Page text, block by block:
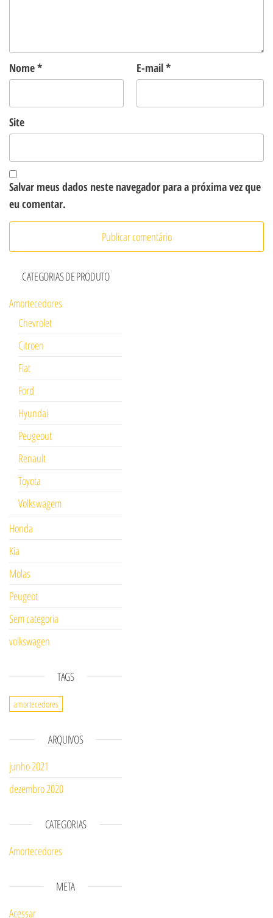
Nome* E-mail*
Site
Salvar meus dados neste navegador para a próxima vez que
eu comentar.
CATEGORIAS DE PRODUTO
Amortecedores
Chevrolet
Citroen
Fiat
Ford
Hyundai
Peugeout
Renault
Toyota
Volkswagem
Honda
Kia
Molas
Peugeot
Sem categoria
volkswagen
TAGS
amortecedores
ARQUIVOS
junho 2021
dezembro 2020
CATEGORIAS
Amortecedores
META
Acessar